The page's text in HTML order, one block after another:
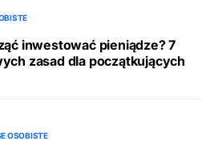
inwestować pieniądze? 7
zasad dla początkujących
OSOBISTE